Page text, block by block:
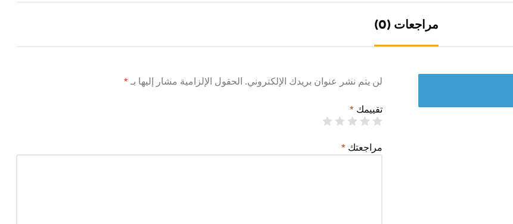
مراجعات (0)
لن يتم نشر عنوان بريدك الإلكتروني. الحقول الإلزامية مشار إليها بـ *
تقييمك *
مراجعتك *